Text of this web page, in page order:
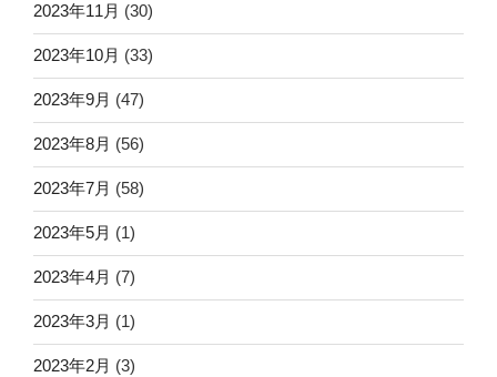
2023年11月 (30)
2023年10月 (33)
2023年9月 (47)
2023年8月 (56)
2023年7月 (58)
2023年5月 (1)
2023年4月 (7)
2023年3月 (1)
2023年2月 (3)